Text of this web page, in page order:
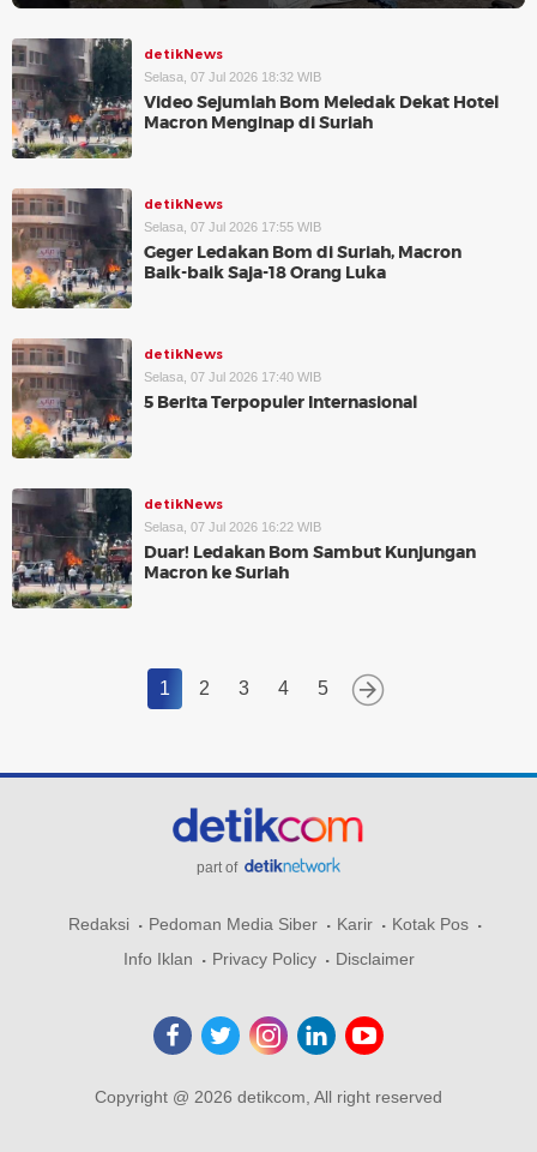
detikNews
Selasa, 07 Jul 2026 18:32 WIB
Video Sejumlah Bom Meledak Dekat Hotel
Macron Menginap di Suriah
detikNews
Selasa, 07 Jul 2026 17:55 WIB
Geger Ledakan Bom di Suriah, Macron
Baik-baik Saja-18 Orang Luka
detikNews
Selasa, 07 Jul 2026 17:40 WIB
5 Berita Terpopuler Internasional
detikNews
Selasa, 07 Jul 2026 16:22 WIB
Duar! Ledakan Bom Sambut Kunjungan
Macron ke Suriah
1 2 3 4 5
part of
Redaksi Pedoman Media Siber Karir
Kotak Pos
Info Iklan
Privacy Policy Disclaimer
Copyright @ 2026 detikcom, All right reserved